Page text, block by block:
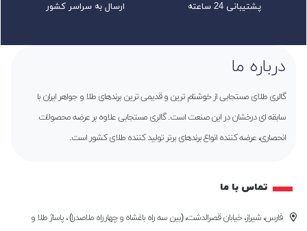
پشتیبانی 24 ساعته ارسال به سراسر کشور
درباره ما
گالری طلای مستجابی از خوشنام ترین و قدیمی ترین برندهای طلا و جواهر ایران با
سابقه ای درخشان در این صنعت است. گالری مستجابی علاوه بر عرضه محصولات
انحصاری، عرضه کننده انواع برندهای برتر تولید کننده طلای کشور است.
تماس با ما
فارس، شیراز، خیابان قصرالدشت، (بین سه راه باغشاه و چهارراه ملاصدرا) ، پاساژ طلا و